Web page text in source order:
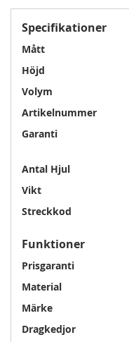
Specifikationer
Mått
Höjd
Volym
Artikelnummer
Garanti
Antal Hjul
Vikt
Streckkod
Funktioner
Prisgaranti
Material
Märke
Dragkedjor